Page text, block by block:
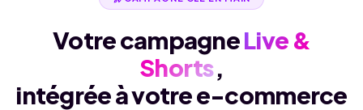
Votre campagneLive &
Shorts,
intégrée à votre e-commerce